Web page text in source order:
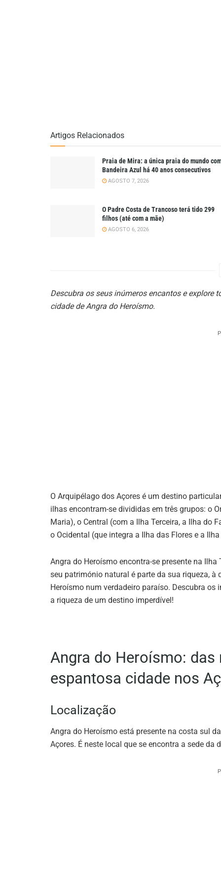
Artigos Relacionados
Praia de Mira: a única praia do mundo
Bandeira Azul há 40 anos consecutivos
AGOSTO 7, 2026
O Padre Costa de Trancoso terá tido 299
filhos (até com a mãe)
AGOSTO 6, 2026
Descubra os seus inúmeros encantos e explore
cidade de Angra do Heroísmo.
O Arquipélago dos Açores é um destino
ilhas encontram-se divididas em três grupos: o
Maria), o Central (com a Ilha Terceira, a Ilha do
o Ocidental (que integra a Ilha das Flores e a
Angra do Heroísmo encontra-se presente na
seu património natural é parte da sua riqueza,
Heroísmo num verdadeiro paraíso. Descubra
a riqueza de um destino imperdível!
Angra do Heroísmo:
espantosa cidade nos
Localização
Angra do Heroísmo está presente na costa sul
Açores. É neste local que se encontra a sede da